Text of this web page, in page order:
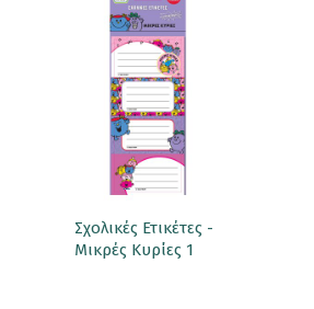
Σχολικές Ετικέτες -
Μικρές Κυρίες 1